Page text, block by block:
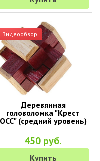
Видеообзор
Деревянная
головоломка "Крест
ОСС" (средний уровень)
450 руб.
Купить